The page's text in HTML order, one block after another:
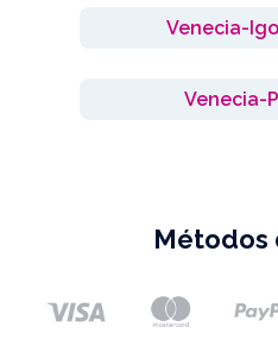
Venecia-
Venecia-
Métodos